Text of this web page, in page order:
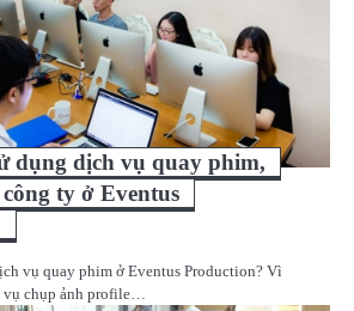
dụng dịch vụ quay phim,
ty ở Eventus
vụ quay phim ở Eventus Production? Vì
vụ chụp ảnh profile…